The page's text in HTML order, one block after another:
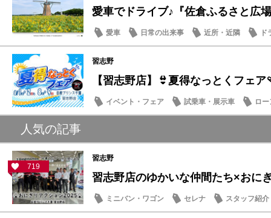
愛車でドライブ♪『佐倉ふるさと広
愛車 日常の出来事 近所・近隣 ド
習志野
【習志野店】👙夏得なっとくフェ
イベント・フェア 試乗車・展示車
ロー
日産のお店
人気の記事
719
習志野
習志野店のゆかいな仲間たち×おに
ミニバン・ワゴン セレナ スタッフ紹介